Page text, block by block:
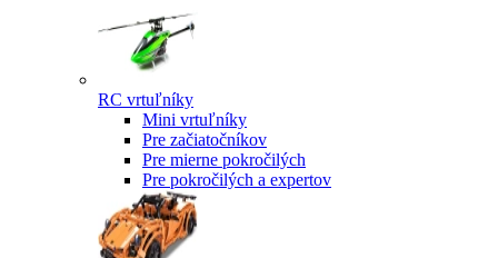
RC vrtuľníky
Mini vrtuľníky
Pre začiatočníkov
Pre mierne pokročilých
Pre pokročilých a expertov